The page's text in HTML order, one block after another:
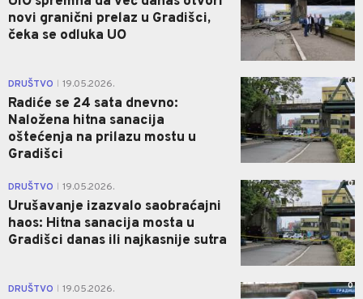
novi granični prelaz u Gradišci,
čeka se odluka UO
DRUŠTVO 19.05.2026.
Radiće se 24 sata dnevno:
Naložena hitna sanacija
oštećenja na prilazu mostu u
Gradišci
0
DRUŠTVO 19.05.2026.
Urušavanje izazvalo saobraćajni
haos: Hitna sanacija mosta u
Gradišci danas ili najkasnije sutra
0
DRUŠTVO 19.05.2026. 0